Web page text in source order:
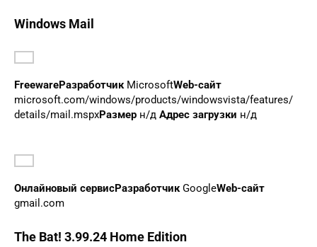
Windows Mail
FreewareРазработчикMicrosoftWeb-сайт
microsoft.com/windows/products/windowsvista/features/
details/mail.mspxРазмер н/д Адрес загрузки н/д
Онлайновый сервисРазработчикGoogleWeb-сайт
gmail.com
The Bat! 3.99.24 Home Edition